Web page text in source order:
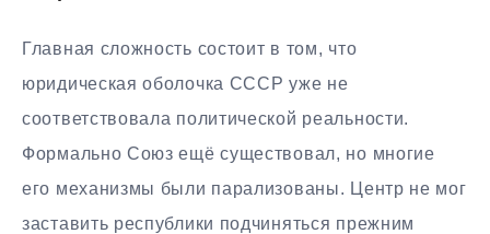
Главная сложность состоит в том, что
юридическая оболочка СССР уже не
соответствовала политической реальности.
Формально Союз ещё существовал, но многие
его механизмы были парализованы. Центр не мог
заставить республики подчиняться прежним